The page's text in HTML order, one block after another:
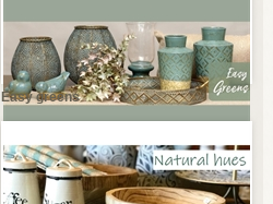
Easy greens